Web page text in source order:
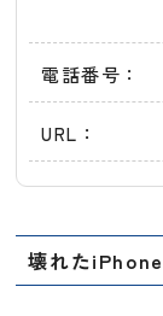
電話番号：
URL：
壊れたiPhone